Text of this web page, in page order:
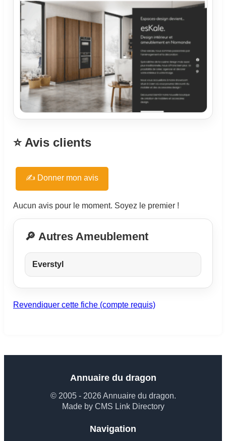
⭐ Avis clients
✍️ Donner mon avis
Aucun avis pour le moment. Soyez le premier !
🔎 Autres Ameublement
Everstyl
Revendiquer cette fiche (compte requis)
Annuaire du dragon
© 2005 - 2026 Annuaire du dragon.
Made by CMS Link Directory
Navigation